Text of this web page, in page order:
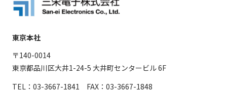
東京本社
〒140-0014
東京都品川区大井1-24-5 大井町センタービル 6F
TEL：03-3667-1841 FAX：03-3667-1848